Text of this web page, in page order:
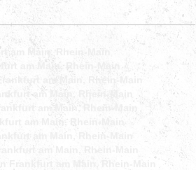
am Main, Rhein-Main
am Main, Rhein-Main
am Main, Rhein-Main
am Main, Rhein-Main
am Main, Rhein-Main
am Main, Rhein-Main
am Main, Rhein-Main
am Main, Rhein-Main
Frankfurt am Main, Rhein-Main